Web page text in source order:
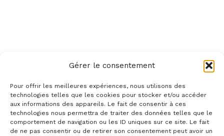
Gérer le consentement
Pour offrir les meilleures expériences, nous utilisons des
technologies telles que les cookies pour stocker et/ou accéder
aux informations des appareils. Le fait de consentir à ces
technologies nous permettra de traiter des données telles que le
comportement de navigation ou les ID uniques sur ce site. Le fait
de ne pas consentir ou de retirer son consentement peut avoir un
Parcourir les catégories/
Recorrer las categorias